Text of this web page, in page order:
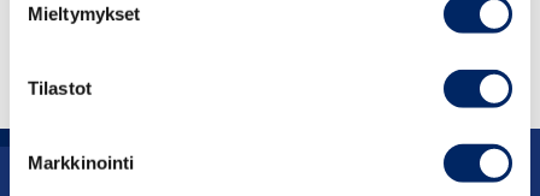
Mieltymykset
Tilastot
Markkinointi